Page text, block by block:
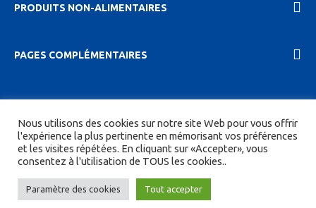
PRODUITS NON-ALIMENTAIRES
PAGES COMPLÉMENTAIRES
confidentionalité| CGV| Tous droits réservés.
Site réalisé parDIGITICS etJoan HAEGELE
Nous utilisons des cookies sur notre site Web pour vous offrir
l'expérience la plus pertinente en mémorisant vos préférences
et les visites répétées. En cliquant sur «Accepter», vous
consentez à l'utilisation de TOUS les cookies..
Paramètre des cookies Tout accepter